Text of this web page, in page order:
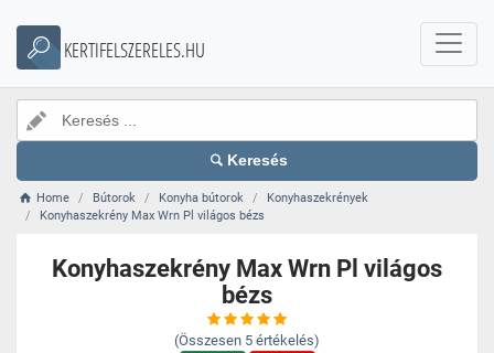
KERTIFELSZERELES.HU
Keresés
Home Bútorok Konyha bútorok
Konyhaszekrények
Konyhaszekrény Max Wrn Pl világos bézs
Konyhaszekrény Max Wrn Pl világos
bézs
(Összesen 5 értékelés)